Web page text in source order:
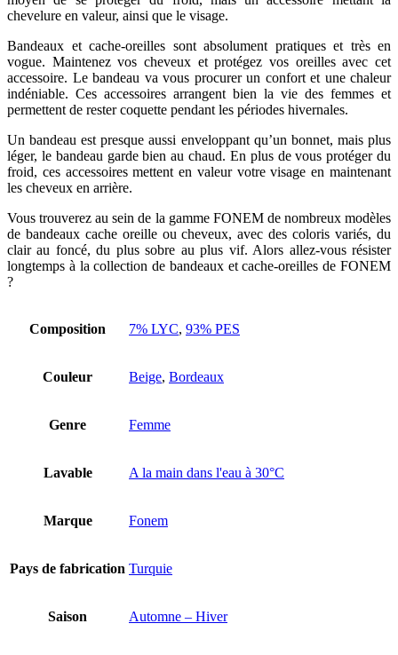
chevelure en valeur, ainsi que le visage.
Bandeaux et cache-oreilles sont absolument pratiques et très en
vogue. Maintenez vos cheveux et protégez vos oreilles avec cet
accessoire. Le bandeau va vous procurer un confort et une chaleur
indéniable. Ces accessoires arrangent bien la vie des femmes et
permettent de rester coquette pendant les périodes hivernales.
Un bandeau est presque aussi enveloppant qu’un bonnet, mais plus
léger, le bandeau garde bien au chaud. En plus de vous protéger du
froid, ces accessoires mettent en valeur votre visage en maintenant
les cheveux en arrière.
Vous trouverez au sein de la gamme FONEM de nombreux modèles
de bandeaux cache oreille ou cheveux, avec des coloris variés, du
clair au foncé, du plus sobre au plus vif. Alors allez-vous résister
longtemps à la collection de bandeaux et cache-oreilles de FONEM
?
Composition 7% LYC, 93% PES
Couleur Beige, Bordeaux
Genre Femme
Lavable A la main dans l'eau à 30°C
Marque Fonem
Pays de fabrication Turquie
Saison Automne – Hiver